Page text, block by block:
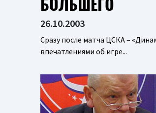
26.10.2003
Сразу после матча ЦСКА –
впечатлениями об игре...